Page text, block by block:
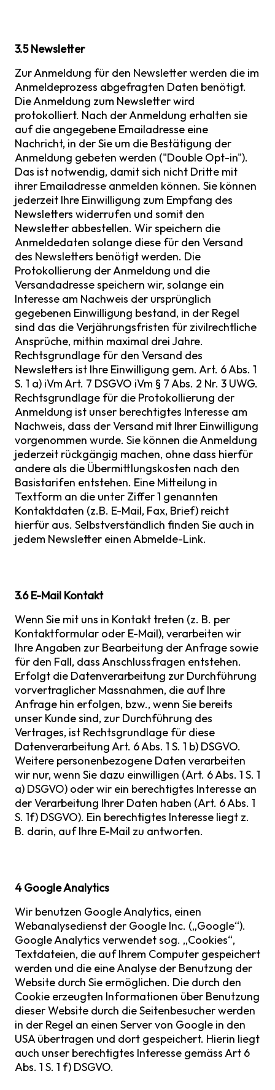
3.5 Newsletter
Zur Anmeldung für den Newsletter werden die im
Anmeldeprozess abgefragten Daten benötigt.
Die Anmeldung zum Newsletter wird
protokolliert. Nach der Anmeldung erhalten sie
auf die angegebene Emailadresse eine
Nachricht, in der Sie um die Bestätigung der
Anmeldung gebeten werden ("Double Opt-in").
Das ist notwendig, damit sich nicht Dritte mit
ihrer Emailadresse anmelden können. Sie können
jederzeit Ihre Einwilligung zum Empfang des
Newsletters widerrufen und somit den
Newsletter abbestellen. Wir speichern die
Anmeldedaten solange diese für den Versand
des Newsletters benötigt werden. Die
Protokollierung der Anmeldung und die
Versandadresse speichern wir, solange ein
Interesse am Nachweis der ursprünglich
gegebenen Einwilligung bestand, in der Regel
sind das die Verjährungsfristen für zivilrechtliche
Ansprüche, mithin maximal drei Jahre.
Rechtsgrundlage für den Versand des
Newsletters ist Ihre Einwilligung gem. Art. 6 Abs. 1
S. 1 a) iVm Art. 7 DSGVO iVm § 7 Abs. 2 Nr. 3 UWG.
Rechtsgrundlage für die Protokollierung der
Anmeldung ist unser berechtigtes Interesse am
Nachweis, dass der Versand mit Ihrer Einwilligung
vorgenommen wurde. Sie können die Anmeldung
jederzeit rückgängig machen, ohne dass hierfür
andere als die Übermittlungskosten nach den
Basistarifen entstehen. Eine Mitteilung in
Textform an die unter Ziffer 1 genannten
Kontaktdaten (z.B. E-Mail, Fax, Brief) reicht
hierfür aus. Selbstverständlich finden Sie auch in
jedem Newsletter einen Abmelde-Link.
3.6 E-Mail Kontakt
Wenn Sie mit uns in Kontakt treten (z. B. per
Kontaktformular oder E-Mail), verarbeiten wir
Ihre Angaben zur Bearbeitung der Anfrage sowie
für den Fall, dass Anschlussfragen entstehen.
Erfolgt die Datenverarbeitung zur Durchführung
vorvertraglicher Massnahmen, die auf Ihre
Anfrage hin erfolgen, bzw., wenn Sie bereits
unser Kunde sind, zur Durchführung des
Vertrages, ist Rechtsgrundlage für diese
Datenverarbeitung Art. 6 Abs. 1 S. 1 b) DSGVO.
Weitere personenbezogene Daten verarbeiten
wir nur, wenn Sie dazu einwilligen (Art. 6 Abs. 1 S. 1
a) DSGVO) oder wir ein berechtigtes Interesse an
der Verarbeitung Ihrer Daten haben (Art. 6 Abs. 1
S. 1f) DSGVO). Ein berechtigtes Interesse liegt z.
B. darin, auf Ihre E-Mail zu antworten.
4 Google Analytics
Wir benutzen Google Analytics, einen
Webanalysedienst der Google Inc. („Google“).
Google Analytics verwendet sog. „Cookies“,
Textdateien, die auf Ihrem Computer gespeichert
werden und die eine Analyse der Benutzung der
Website durch Sie ermöglichen. Die durch den
Cookie erzeugten Informationen über Benutzung
dieser Website durch die Seitenbesucher werden
in der Regel an einen Server von Google in den
USA übertragen und dort gespeichert. Hierin liegt
auch unser berechtigtes Interesse gemäss Art 6
Abs. 1 S. 1 f) DSGVO.